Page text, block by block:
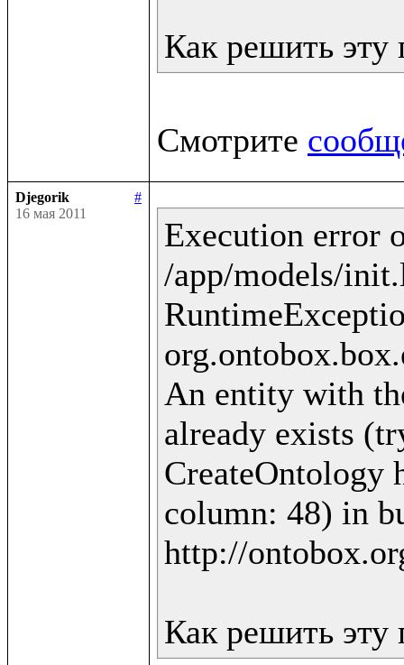
Смотрите
Djegorik
#
16 мая 2011
Execution error
/app/models/
An entity with
already exists
CreateOntology
column: 48) in
http://